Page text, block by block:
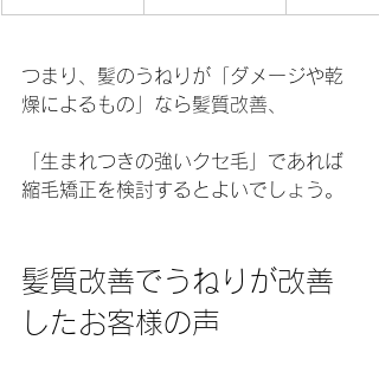
つまり、髪のうねりが「ダメージや乾
燥によるもの」なら髪質改善、
「生まれつきの強いクセ毛」であれば
縮毛矯正を検討するとよいでしょう。
髪質改善でうねりが改善
したお客様の声